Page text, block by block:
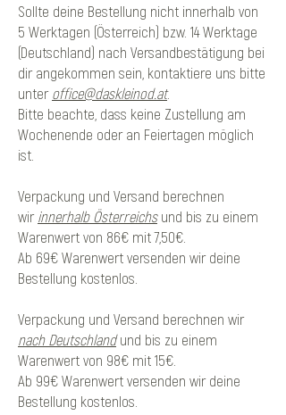
Sollte deine Bestellung nicht innerhalb von
5 Werktagen (Österreich) bzw. 14 Werktage
(Deutschland) nach Versandbestätigung bei
dir angekommen sein, kontaktiere uns bitte
unter office@daskleinod.at.
Bitte beachte, dass keine Zustellung am
Wochenende oder an Feiertagen möglich
ist.
Verpackung und Versand berechnen
wir innerhalb Österreichsund bis zu einem
Warenwert von 86€ mit 7,50€.
Ab 69€ Warenwert versenden wir deine
Bestellung kostenlos.
Verpackung und Versand berechnen wir
nach Deutschlandund bis zu einem
Warenwert von 98€ mit 15€.
Ab 99€ Warenwert versenden wir deine
Bestellung kostenlos.